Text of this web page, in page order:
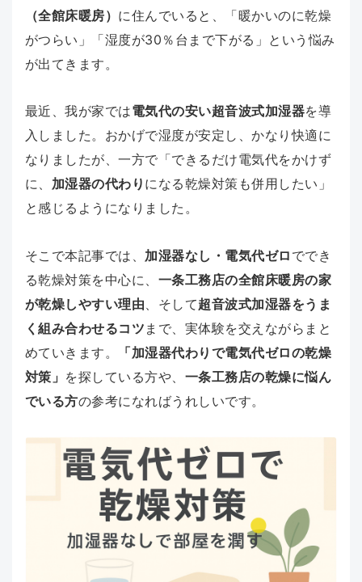
（全館床暖房） に住んでいると、「暖かいのに乾燥
がつらい」「湿度が30％台まで下がる」という悩み
が出てきます。
最近、我が家では電気代の安い超音波式加湿器を導
入しました。おかげで湿度が安定し、かなり快適に
なりましたが、一方で「できるだけ電気代をかけず
に、 加湿器の代わり になる乾燥対策も併用したい」
と感じるようになりました。
そこで本記事では、 加湿器なし・電気代ゼロ ででき
る乾燥対策を中心に、 一条工務店の全館床暖房の家
が乾燥しやすい理由、そして超音波式加湿器をうま
く組み合わせるコツ まで、実体験を交えながらまと
めていきます。
「加湿器代わりで電気代ゼロの乾燥
対策」 を探している方や、 一条工務店の乾燥に悩ん
でいる方の参考になればうれしいです。